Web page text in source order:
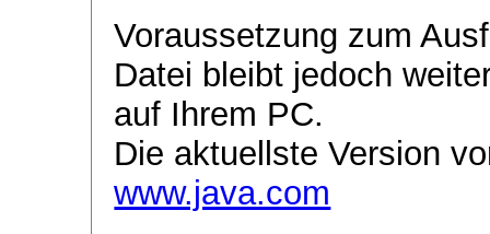
Voraussetzung zum
Datei bleibt jedoch
auf Ihrem PC.
Die aktuellste Version
www.java.com